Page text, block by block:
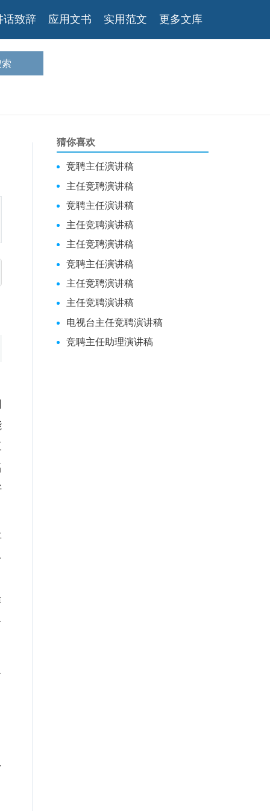
话致辞 应用文书 实用范文 更多文库
猜你喜欢
竞聘主任演讲稿
主任竞聘演讲稿
竞聘主任演讲稿
主任竞聘演讲稿
主任竞聘演讲稿
竞聘主任演讲稿
主任竞聘演讲稿
主任竞聘演讲稿
电视台主任竞聘演讲稿
竞聘主任助理演讲稿